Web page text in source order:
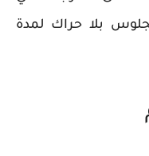
بلا حراك لمدة